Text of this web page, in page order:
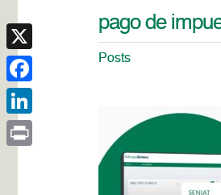
pago de
Posts
X
Facebook
LinkedIn